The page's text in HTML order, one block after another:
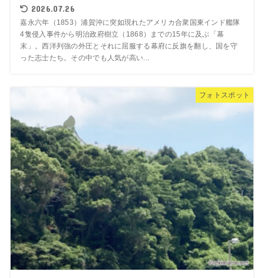
2026.07.26
嘉永六年（1853）浦賀沖に突如現れたアメリカ合衆国東インド艦隊
4隻侵入事件から明治政府樹立（1868）までの15年に及ぶ「幕
末」。西洋列強の外圧とそれに屈服する幕府に反旗を翻し、国を守
った志士たち。その中でも人気が高い...
フォトスポット